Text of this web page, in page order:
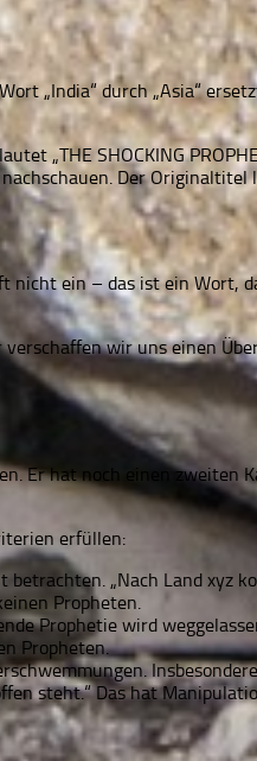
„India“ durch „Asia“
SHOCKING
Der Originaltitel
ein – das ist ein Wort,
wir uns einen
Er hat noch einen zweiten
erfüllen:
„Nach Land xyz
Propheten.
Prophetie wird
Propheten.
steht.“ Das hat